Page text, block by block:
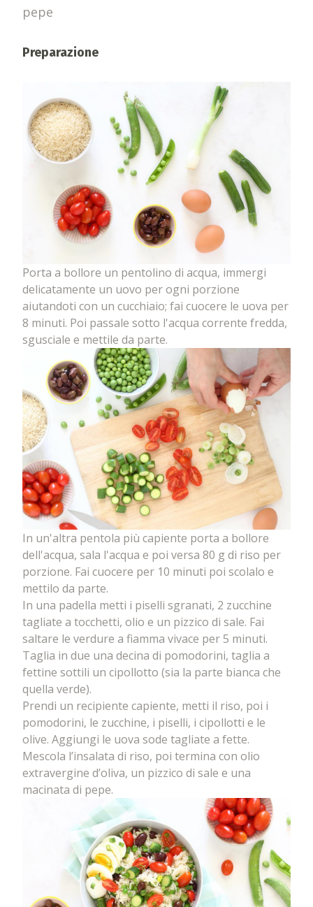
pepe
Preparazione
Porta a bollore un pentolino di acqua, immergi
delicatamente un uovo per ogni porzione
aiutandoti con un cucchiaio; fai cuocere le uova per
8 minuti. Poi passale sotto l'acqua corrente fredda,
sgusciale e mettile da parte.
In un'altra pentola più capiente porta a bollore
dell'acqua, sala l'acqua e poi versa 80 g di riso per
porzione. Fai cuocere per 10 minuti poi scolalo e
mettilo da parte.
In una padella metti i piselli sgranati, 2 zucchine
tagliate a tocchetti, olio e un pizzico di sale. Fai
saltare le verdure a fiamma vivace per 5 minuti.
Taglia in due una decina di pomodorini, taglia a
fettine sottili un cipollotto (sia la parte bianca che
quella verde).
Prendi un recipiente capiente, metti il riso, poi i
pomodorini, le zucchine, i piselli, i cipollotti e le
olive. Aggiungi le uova sode tagliate a fette.
Mescola l’insalata di riso, poi termina con olio
extravergine d’oliva, un pizzico di sale e una
macinata di pepe.